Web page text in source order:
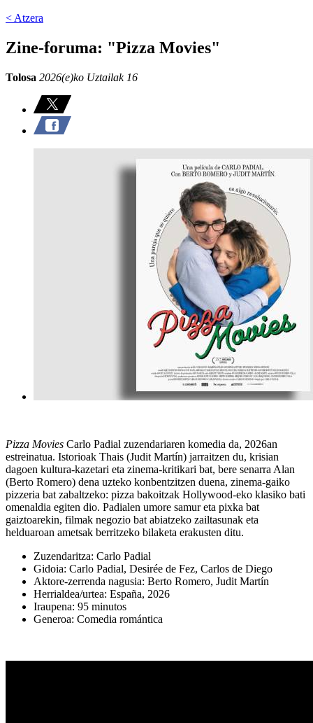
< Atzera
Zine-foruma: "Pizza Movies"
Tolosa 2026(e)ko Uztailak 16
Pizza Movies Carlo Padial zuzendariaren komedia da, 2026an
estreinatua. Istorioak Thais (Judit Martín) jarraitzen du, krisian
dagoen kultura-kazetari eta zinema-kritikari bat, bere senarra Alan
(Berto Romero) dena uzteko konbentzitzen duena, zinema-gaiko
pizzeria bat zabaltzeko: pizza bakoitzak Hollywood-eko klasiko bati
omenaldia egiten dio. Padialen umore samur eta pixka bat
gaiztoarekin, filmak negozio bat abiatzeko zailtasunak eta
helduaroan ametsak berritzeko bilaketa erakusten ditu.
Zuzendaritza: Carlo Padial
Gidoia: Carlo Padial, Desirée de Fez, Carlos de Diego
Aktore-zerrenda nagusia: Berto Romero, Judit Martín
Herrialdea/urtea: España, 2026
Iraupena: 95 minutos
Generoa: Comedia romántica